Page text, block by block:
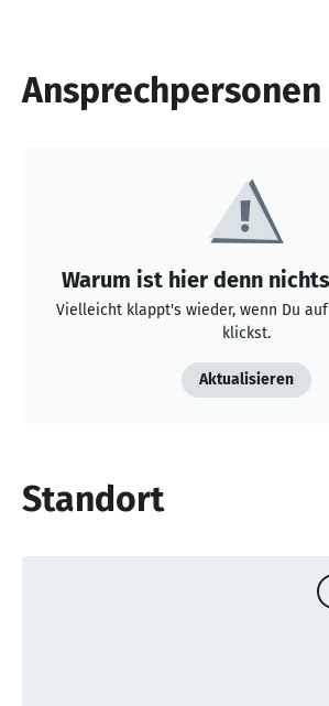
Ansprechpersonen
Warum ist hier denn
Vielleicht klappt's wieder, wenn Du
klickst.
Aktualisieren
Standort